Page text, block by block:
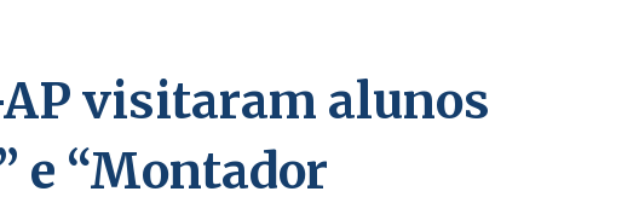
visitaram alunos
e “Montador